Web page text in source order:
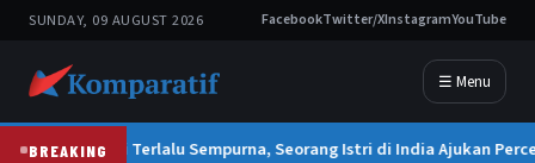
SUNDAY, 09 AUGUST 2026 FacebookTwitter/XInstagramYouTube
☰ Menu
BREAKINGSuami Terlalu Sempurna, Seorang Istri di India Ajukan